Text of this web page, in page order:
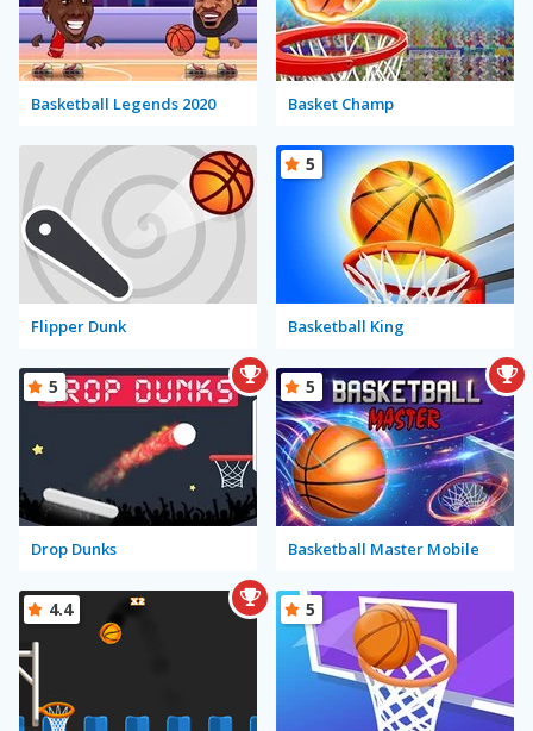
Basketball Legends 2020 Basket Champ
Flipper Dunk Basketball King
5
Drop Dunks
5
Basketball Master Mobile
5
4.4 5